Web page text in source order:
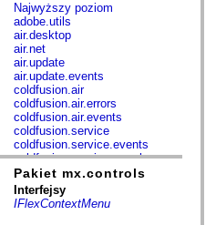
Najwyższy poziom
adobe.utils
air.desktop
air.net
air.update
air.update.events
coldfusion.air
coldfusion.air.errors
coldfusion.air.events
coldfusion.service
coldfusion.service.events
coldfusion.service.mxml
com.adobe.consulting.pst.vo
Pakiet mx.controls
Interfejsy
IFlexContextMenu